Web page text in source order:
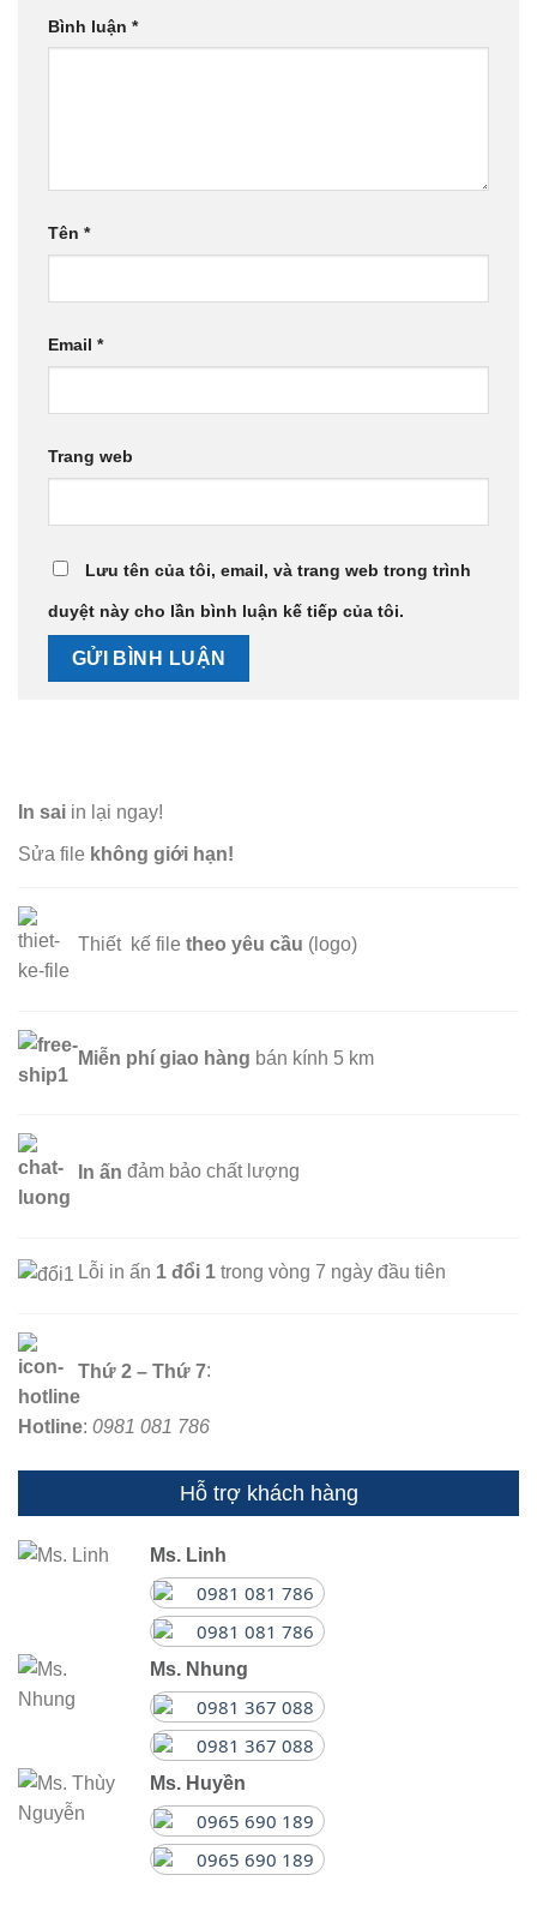
In sai in lại ngay!
Sửa file không giới hạn!
Thiết kế file theo yêu cầu (logo)
Miễn phí giao hàng bán kính 5 km
In ấn đảm bảo chất lượng
Lỗi in ấn 1 đổi 1 trong vòng 7 ngày đầu tiên
Thứ 2 – Thứ 7:
Hotline: 0981 081 786
Hỗ trợ khách hàng
Ms. Linh
0981 081 786
0981 081 786
Ms. Nhung
0981 367 088
0981 367 088
Ms. Huyền
0965 690 189
0965 690 189
Bình luận *
Tên *
Email *
Trang web
Lưu tên của tôi, email, và trang web trong trình
duyệt này cho lần bình luận kế tiếp của tôi.